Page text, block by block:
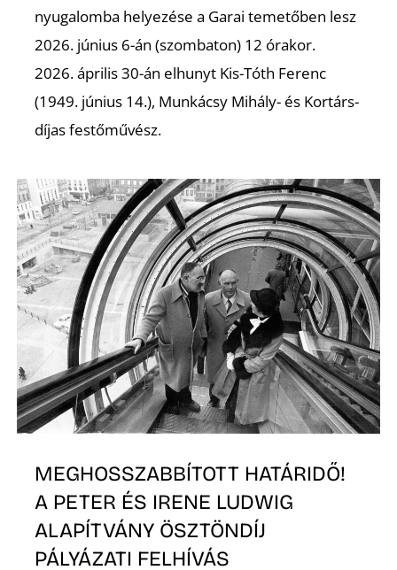
nyugalomba helyezése a Garai temetőben lesz
2026. június 6-án (szombaton) 12 órakor.
2026. április 30-án elhunyt Kis-Tóth Ferenc
(1949. június 14.), Munkácsy Mihály- és Kortárs-
díjas festőművész.
MEGHOSSZABBÍTOTT HATÁRIDŐ!
A PETER ÉS IRENE LUDWIG
ALAPÍTVÁNY ÖSZTÖNDÍJ
PÁLYÁZATI FELHÍVÁS